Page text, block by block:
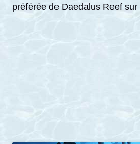
préférée de Daedalus Reef